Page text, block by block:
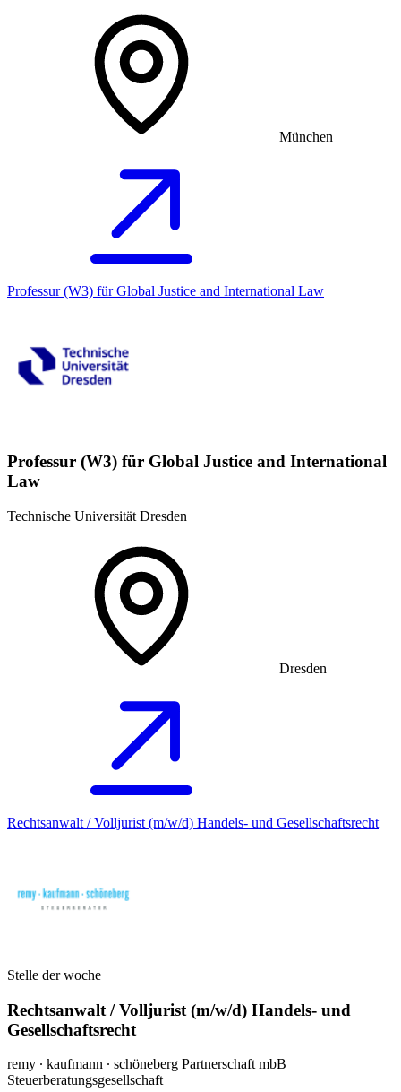
München
Professur (W3) für Global Justice and International Law
Professur (W3) für Global Justice and International
Law
Technische Universität Dresden
Dresden
Rechtsanwalt / Volljurist (m/w/d) Handels- und Gesellschaftsrecht
Stelle der woche
Rechtsanwalt / Volljurist (m/w/d) Handels- und
Gesellschaftsrecht
remy ∙ kaufmann ∙ schöneberg Partnerschaft mbB
Steuerberatungsgesellschaft